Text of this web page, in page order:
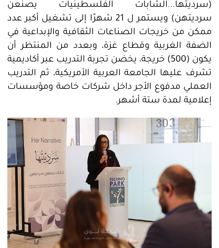
(سرديتها...الشابات الفلسطينيات يصنعن
سرديتهن) ويستمر ل 21 شهرًا إلى تشغيل أكبر عدد
ممكن من خريجات الصناعات الثقافية والإبداعية في
الضفة الغربية وقطاع غزة، وبعدد من المنتظر أن
يكون (500) خريجة، يخضن تجربة التدريب عبر أكاديمية
تشرف عليها الجامعة العربية الأمريكية، ثم التدريب
العملي مدفوع الأجر داخل شركات خاصة ومؤسسات
إعلامية لمدة ستة أشهر.